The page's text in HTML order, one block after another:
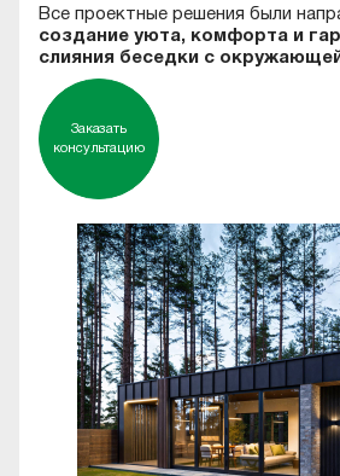
Все проектные решения были
создание уюта, комфорта и
слияния беседки с
Заказать
консультацию